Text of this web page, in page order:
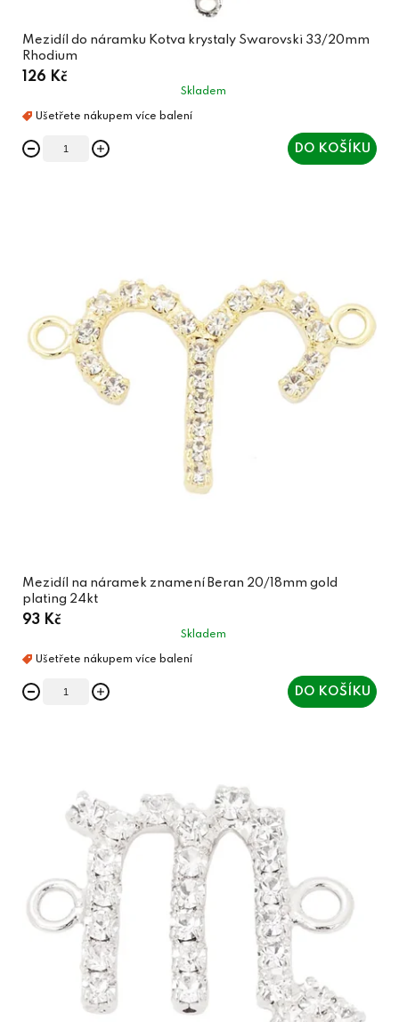
Mezidíl do náramku Kotva krystaly Swarovski 33/20mm
Rhodium
126 Kč
Skladem
DO KOŠÍKU
Mezidíl na náramek znamení Beran 20/18mm gold
plating 24kt
93 Kč
Skladem
DO KOŠÍKU